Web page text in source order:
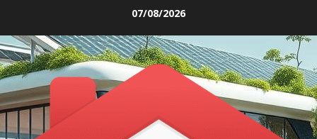
content
07/08/2026